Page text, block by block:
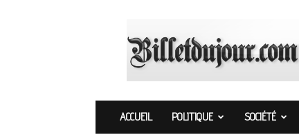
ACCUEIL POLITIQUE SOCIÉTÉ